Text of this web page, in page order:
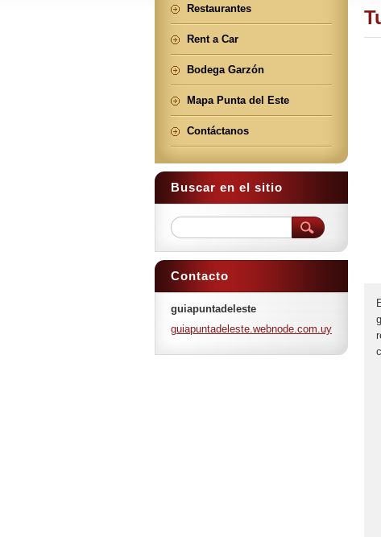
Restaurantes
Rent a Car
Bodega Garzón
Mapa Punta del Este
Contáctanos
Buscar en el sitio
Contacto
guiapuntadeleste
guiapuntadeleste.webnode.com.uy